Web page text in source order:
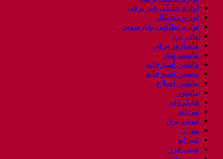
لوازم خانگی غیر برقی
لوازم دیجیتال
لوازم نظافتی بخارشویی
مادر برد
ماساژور برقی
ماست ساز
ماشین آشپزخانه
ماشین اشپزخانه
ماشین اصلاح
مانیتور
مایکروفر
مردانه
موتور برق
موزن
میز اتو
مینی فرز